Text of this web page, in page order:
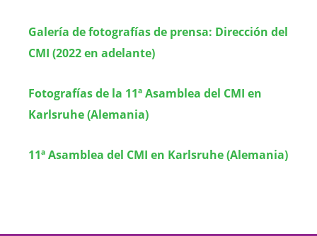
Galería de fotografías de prensa: Dirección del
CMI (2022 en adelante)
Fotografías de la 11ª Asamblea del CMI en
Karlsruhe (Alemania)
11ª Asamblea del CMI en Karlsruhe (Alemania)